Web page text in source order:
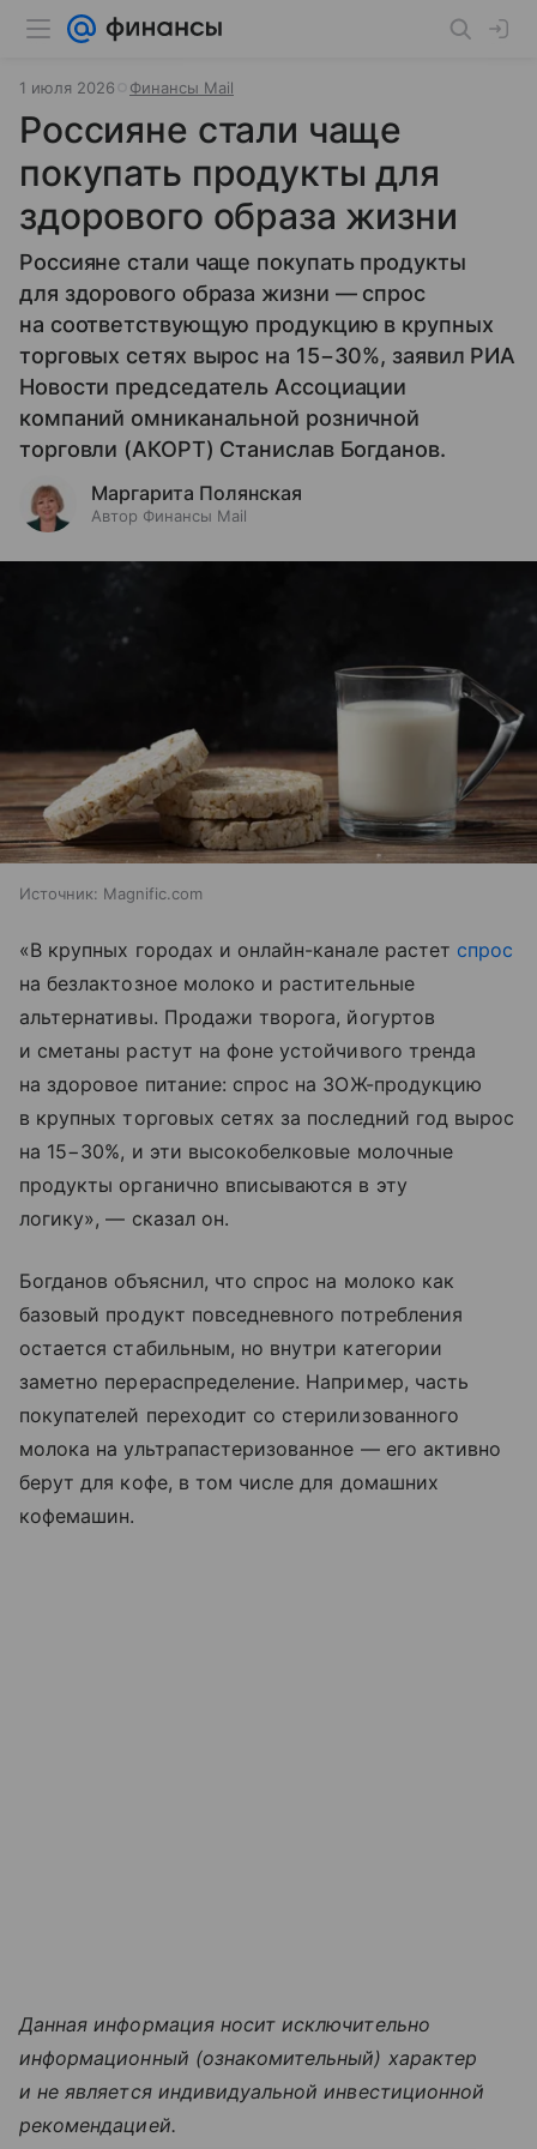
1 июля 2026 Финансы Mail
Россияне стали чаще
покупать продукты для
здорового образа жизни
Россияне стали чаще покупать продукты
для здорового образа жизни — спрос
на соответствующую продукцию в крупных
торговых сетях вырос на 15−30%, заявил РИА
Новости председатель Ассоциации
компаний омниканальной розничной
торговли (АКОРТ) Станислав Богданов.
Маргарита Полянская
Автор Финансы Mail
Источник: Magnific.com
«В крупных городах и онлайн-канале растет спрос
на безлактозное молоко и растительные
альтернативы. Продажи творога, йогуртов
и сметаны растут на фоне устойчивого тренда
на здоровое питание: спрос на ЗОЖ-продукцию
в крупных торговых сетях за последний год вырос
на 15−30%, и эти высокобелковые молочные
продукты органично вписываются в эту
логику», — сказал он.
Богданов объяснил, что спрос на молоко как
базовый продукт повседневного потребления
остается стабильным, но внутри категории
заметно перераспределение. Например, часть
покупателей переходит со стерилизованного
молока на ультрапастеризованное — его активно
берут для кофе, в том числе для домашних
кофемашин.
Данная информация носит исключительно
информационный (ознакомительный) характер
и не является индивидуальной инвестиционной
рекомендацией.